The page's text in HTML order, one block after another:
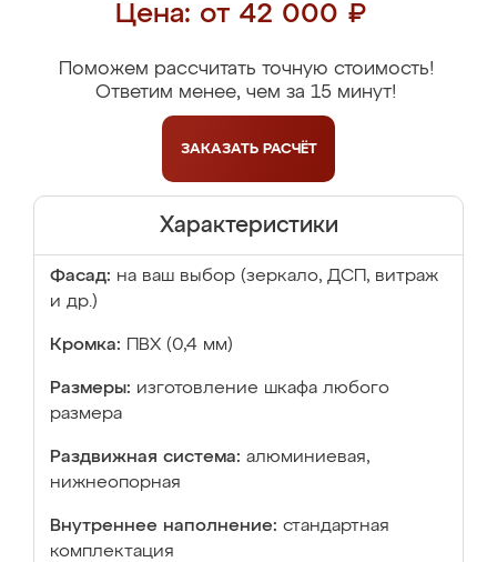
Цена: от 42 000 ₽
Поможем рассчитать точную стоимость!
Ответим менее, чем за 15 минут!
ЗАКАЗАТЬ РАСЧЁТ
Характеристики
Фасад: на ваш выбор (зеркало, ДСП, витраж
и др.)
Кромка: ПВХ (0,4 мм)
Размеры: изготовление шкафа любого
размера
Раздвижная система: алюминиевая,
нижнеопорная
Внутреннее наполнение: стандартная
комплектация